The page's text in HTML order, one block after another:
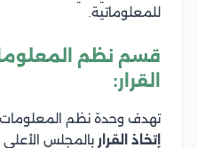
للمعلوماتية.
قسم نظم
القرار:
تهدف وحدة نظم المعلومات
إتخاذ القرار بالمجلس